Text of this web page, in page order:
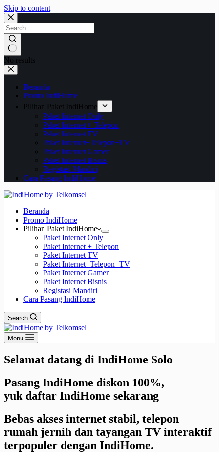
Skip to content
No results
Beranda
Promo IndiHome
Pilihan Paket IndiHome
Paket Internet Only
Paket Internet + Telepon
Paket Internet TV
Paket Internet+Telepon+TV
Paket Internet Gamer
Paket Internet Bisnis
Registasi Mandiri
Cara Pasang IndiHome
Beranda
Promo IndiHome
Pilihan Paket IndiHome
Paket Internet Only
Paket Internet + Telepon
Paket Internet TV
Paket Internet+Telepon+TV
Paket Internet Gamer
Paket Internet Bisnis
Registasi Mandiri
Cara Pasang IndiHome
Search
Menu
Selamat datang di IndiHome Solo
Pasang IndiHome diskon 100%,
yuk daftar IndiHome sekarang
Bebas akses internet stabil, telepon
rumah jernih dan tayangan TV interaktif
terpopuler dengan IndiHome.